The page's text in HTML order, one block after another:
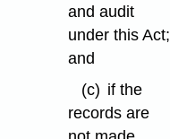
and audit
under this Act;
and
(c) if the
records are